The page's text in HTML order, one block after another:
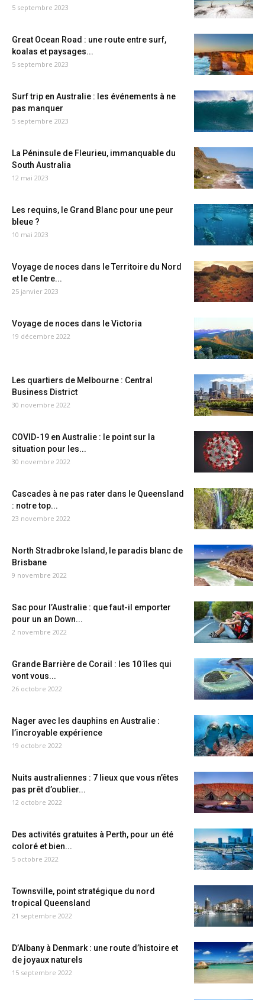
5 septembre 2023
Great Ocean Road : une route entre surf,
koalas et paysages...
5 septembre 2023
Surf trip en Australie : les événements à ne
pas manquer
5 septembre 2023
La Péninsule de Fleurieu, immanquable du
South Australia
12 mai 2023
Les requins, le Grand Blanc pour une peur
bleue ?
10 mai 2023
Voyage de noces dans le Territoire du Nord
et le Centre...
25 janvier 2023
Voyage de noces dans le Victoria
19 décembre 2022
Les quartiers de Melbourne : Central
Business District
30 novembre 2022
COVID-19 en Australie : le point sur la
situation pour les...
30 novembre 2022
Cascades à ne pas rater dans le Queensland
: notre top...
23 novembre 2022
North Stradbroke Island, le paradis blanc de
Brisbane
9 novembre 2022
Sac pour l’Australie : que faut-il emporter
pour un an Down...
2 novembre 2022
Grande Barrière de Corail : les 10 îles qui
vont vous...
26 octobre 2022
Nager avec les dauphins en Australie :
l’incroyable expérience
19 octobre 2022
Nuits australiennes : 7 lieux que vous n’êtes
pas prêt d’oublier...
12 octobre 2022
Des activités gratuites à Perth, pour un été
coloré et bien...
5 octobre 2022
Townsville, point stratégique du nord
tropical Queensland
21 septembre 2022
D’Albany à Denmark : une route d’histoire et
de joyaux naturels
15 septembre 2022